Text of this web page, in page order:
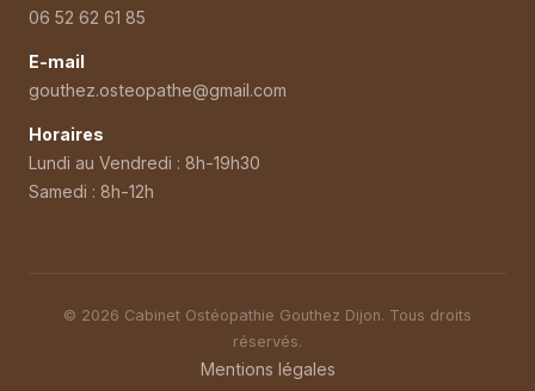
06 52 62 61 85
E-mail
gouthez.osteopathe@gmail.com
Horaires
Lundi au Vendredi : 8h-19h30
Samedi : 8h-12h
© 2026 Cabinet Ostéopathie Gouthez Dijon. Tous droits
réservés.
Mentions légales